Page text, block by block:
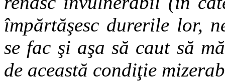
împărtăşesc durerile lor,
se fac şi aşa să caut să
de această condiţie